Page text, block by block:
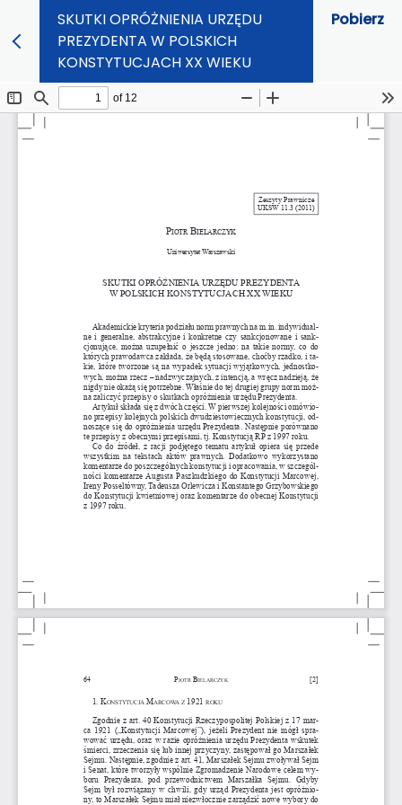
SKUTKI OPRÓŻNIENIA URZĘDU
PREZYDENTA W POLSKICH
KONSTYTUCJACH XX WIEKU
Pobierz